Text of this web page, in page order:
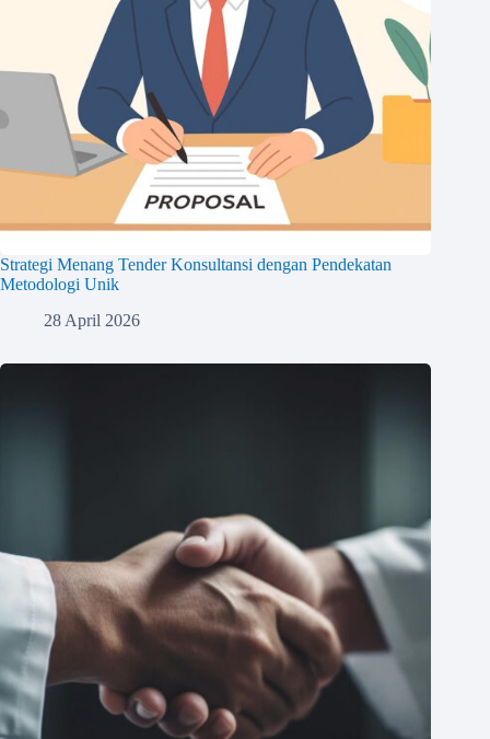
Strategi Menang Tender Konsultansi dengan Pendekatan
Metodologi Unik
28 April 2026